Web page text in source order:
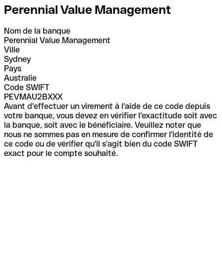
Perennial Value Management
Nom de la banque
Perennial Value Management
Ville
Sydney
Pays
Australie
Code SWIFT
PEVMAU2BXXX
Avant d'effectuer un virement à l'aide de ce code depuis
votre banque, vous devez en vérifier l'exactitude soit avec
la banque, soit avec le bénéficiaire. Veuillez noter que
nous ne sommes pas en mesure de confirmer l'identité de
ce code ou de vérifier qu'il s'agit bien du code SWIFT
exact pour le compte souhaité.